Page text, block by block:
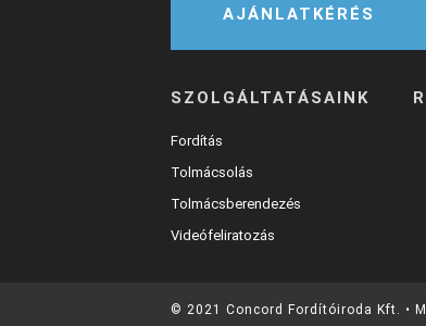
AJÁNLATKÉRÉS
SZOLGÁLTATÁSAINK
Fordítás
Tolmácsolás
Tolmácsberendezés
Videófeliratozás
© 2021 Concord Fordítóiroda Kft. •